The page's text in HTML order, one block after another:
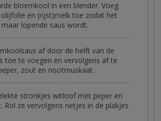
bloemkool in een blender. Voeg
en (rijst)melk toe zodat het
lopende saus wordt.
af door de helft van de
toe te voegen en vervolgens af te
zout en nootmuskaat.
stronkjes witloof met peper en
Rol ze vervolgens netjes in de plakjes